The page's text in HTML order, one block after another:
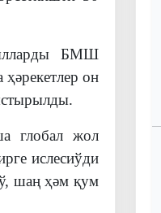
БМШ
он
глобал жол
ислесиўди
шаң ҳәм қум